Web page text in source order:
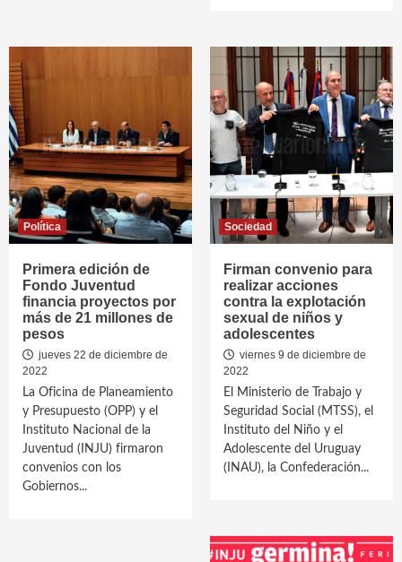
Política
Primera edición de
Fondo Juventud
financia proyectos por
más de 21 millones de
pesos
jueves 22 de diciembre de
2022
La Oficina de Planeamiento
y Presupuesto (OPP) y el
Instituto Nacional de la
Juventud (INJU) firmaron
convenios con los
Gobiernos...
Sociedad
Firman convenio para
realizar acciones
contra la explotación
sexual de niños y
adolescentes
viernes 9 de diciembre de
2022
El Ministerio de Trabajo y
Seguridad Social (MTSS), el
Instituto del Niño y el
Adolescente del Uruguay
(INAU), la Confederación...